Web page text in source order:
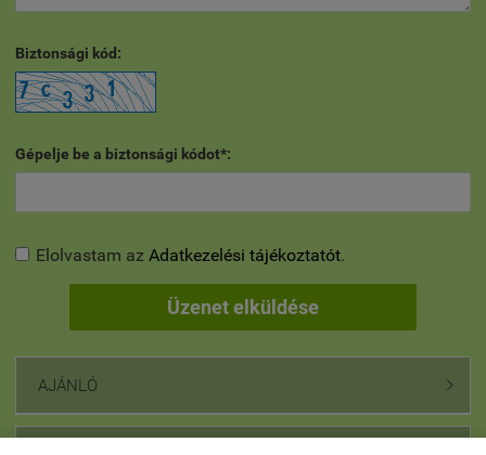
Biztonsági kód:
Gépelje be a biztonsági kódot*:
Elolvastam az Adatkezelési tájékoztatót.
Üzenet elküldése
AJÁNLÓ 